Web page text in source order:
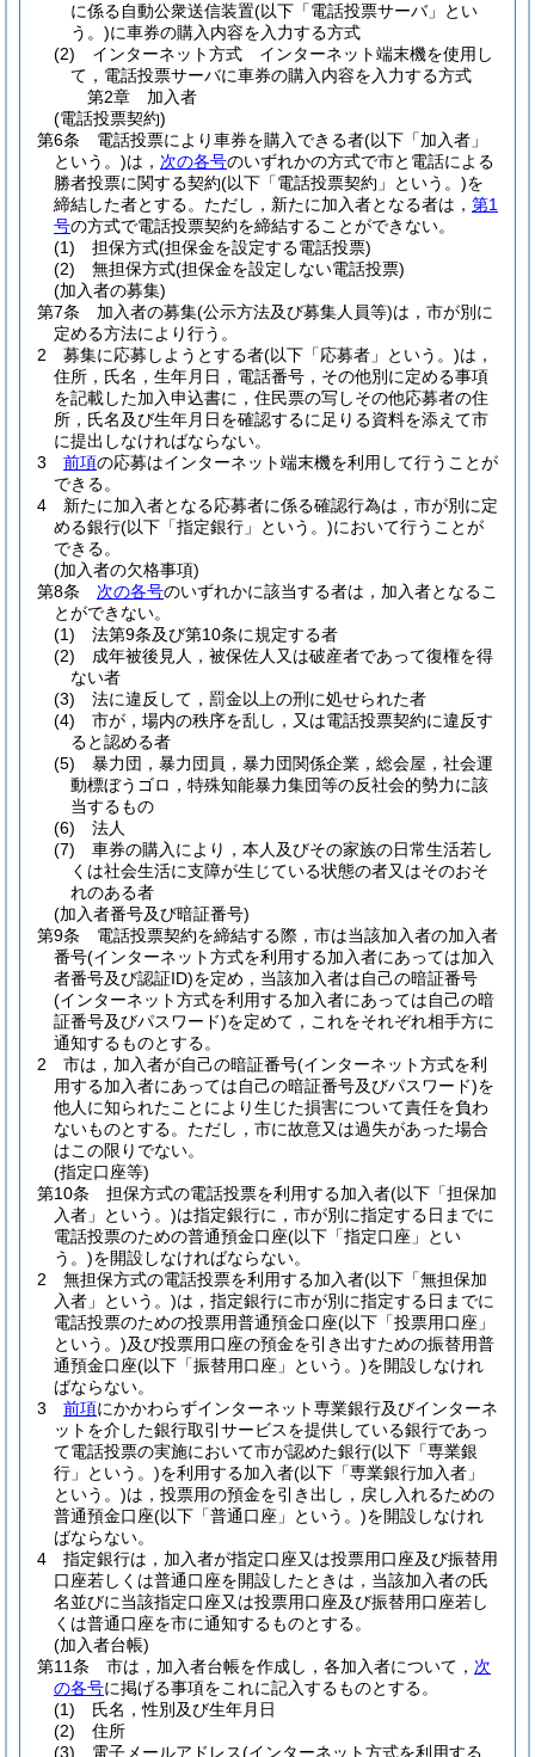
に係る自動公衆送信装置(以下「電話投票サーバ」とい
う。)に車券の購入内容を入力する方式
(2)
インターネット方式 インターネット端末機を使用し
て，電話投票サーバに車券の購入内容を入力する方式
第2章
加入者
(電話投票契約)
第6条
電話投票により車券を購入できる者(以下「加入者」
という。)は， 次の各号のいずれかの方式で市と電話による
勝者投票に関する契約(以下「電話投票契約」という。)を
締結した者とする。 ただし，新たに加入者となる者は， 第1
号の方式で電話投票契約を締結することができない。
(1)
担保方式(担保金を設定する電話投票)
(2)
無担保方式(担保金を設定しない電話投票)
(加入者の募集)
第7条
加入者の募集(公示方法及び募集人員等)は，市が別に
定める方法により行う。
2
募集に応募しようとする者(以下「応募者」という。)は，
住所，氏名，生年月日，電話番号，その他別に定める事項
を記載した加入申込書に，住民票の写しその他応募者の住
所，氏名及び生年月日を確認するに足りる資料を添えて市
に提出しなければならない。
3
前項の応募はインターネット端末機を利用して行うことが
できる。
4
新たに加入者となる応募者に係る確認行為は，市が別に定
める銀行(以下「指定銀行」という。)において行うことが
できる。
(加入者の欠格事項)
第8条
次の各号のいずれかに該当する者は，加入者となるこ
とができない。
(1)
法第9条及び第10条に規定する者
(2)
成年被後見人，被保佐人又は破産者であって復権を得
ない者
(3)
法に違反して，罰金以上の刑に処せられた者
(4)
市が，場内の秩序を乱し，又は電話投票契約に違反す
ると認める者
(5)
暴力団，暴力団員，暴力団関係企業，総会屋，社会運
動標ぼうゴロ，特殊知能暴力集団等の反社会的勢力に該
当するもの
(6)
法人
(7)
車券の購入により，本人及びその家族の日常生活若し
くは社会生活に支障が生じている状態の者又はそのおそ
れのある者
(加入者番号及び暗証番号)
第9条
電話投票契約を締結する際，市は当該加入者の加入者
番号(インターネット方式を利用する加入者にあっては加入
者番号及び認証ID)を定め，当該加入者は自己の暗証番号
(インターネット方式を利用する加入者にあっては自己の暗
証番号及びパスワード)を定めて，これをそれぞれ相手方に
通知するものとする。
2
市は，加入者が自己の暗証番号(インターネット方式を利
用する加入者にあっては自己の暗証番号及びパスワード)を
他人に知られたことにより生じた損害について責任を負わ
ないものとする。 ただし，市に故意又は過失があった場合
はこの限りでない。
(指定口座等)
第10条
担保方式の電話投票を利用する加入者(以下「担保加
入者」という。)は指定銀行に，市が別に指定する日までに
電話投票のための普通預金口座(以下「指定口座」とい
う。)を開設しなければならない。
2
無担保方式の電話投票を利用する加入者(以下「無担保加
入者」という。)は，指定銀行に市が別に指定する日までに
電話投票のための投票用普通預金口座(以下「投票用口座」
という。)及び投票用口座の預金を引き出すための振替用普
通預金口座(以下「振替用口座」という。)を開設しなけれ
ばならない。
3
前項にかかわらずインターネット専業銀行及びインターネ
ットを介した銀行取引サービスを提供している銀行であっ
て電話投票の実施において市が認めた銀行(以下「専業銀
行」という。)を利用する加入者(以下「専業銀行加入者」
という。)は，投票用の預金を引き出し，戻し入れるための
普通預金口座(以下「普通口座」という。)を開設しなけれ
ばならない。
4
指定銀行は，加入者が指定口座又は投票用口座及び振替用
口座若しくは普通口座を開設したときは，当該加入者の氏
名並びに当該指定口座又は投票用口座及び振替用口座若し
くは普通口座を市に通知するものとする。
(加入者台帳)
第11条
市は，加入者台帳を作成し，各加入者について， 次
の各号に掲げる事項をこれに記入するものとする。
(1)
氏名，性別及び生年月日
(2)
住所
(3)
電子メールアドレス(インターネット方式を利用する